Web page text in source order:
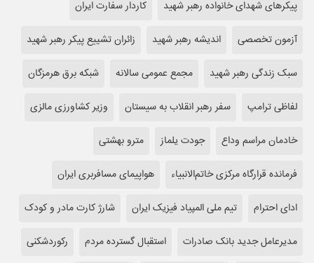
پیکرهای شهدای خانواده رهبر شهید
کاردار سفارت ایران
آزمون تخصصی
اندیشه رهبر شهید
زائران تشییع پیکر رهبر شهید
سبک زندگی رهبر شهید
مجمع عمومی سالانه
شبکه برق هرمزگان
لفاظی ترامپ
سفر رهبر انقلاب به سیستان
وزیر کشاورزی مالزی
خادمان مراسم وداع
جودت یلماز
مترو بهشتی
فرمانده قرارگاه مرکزی خاتم‌الانبیاء
هواپیمای مسافربری ایران
ادای احترام
تیم ملی المپیاد فیزیک ایران
شارژ کارت مادر و کودک
مدیرعامل جدید بانک صادرات
استقبال گسترده مردم
رکوردشکنی